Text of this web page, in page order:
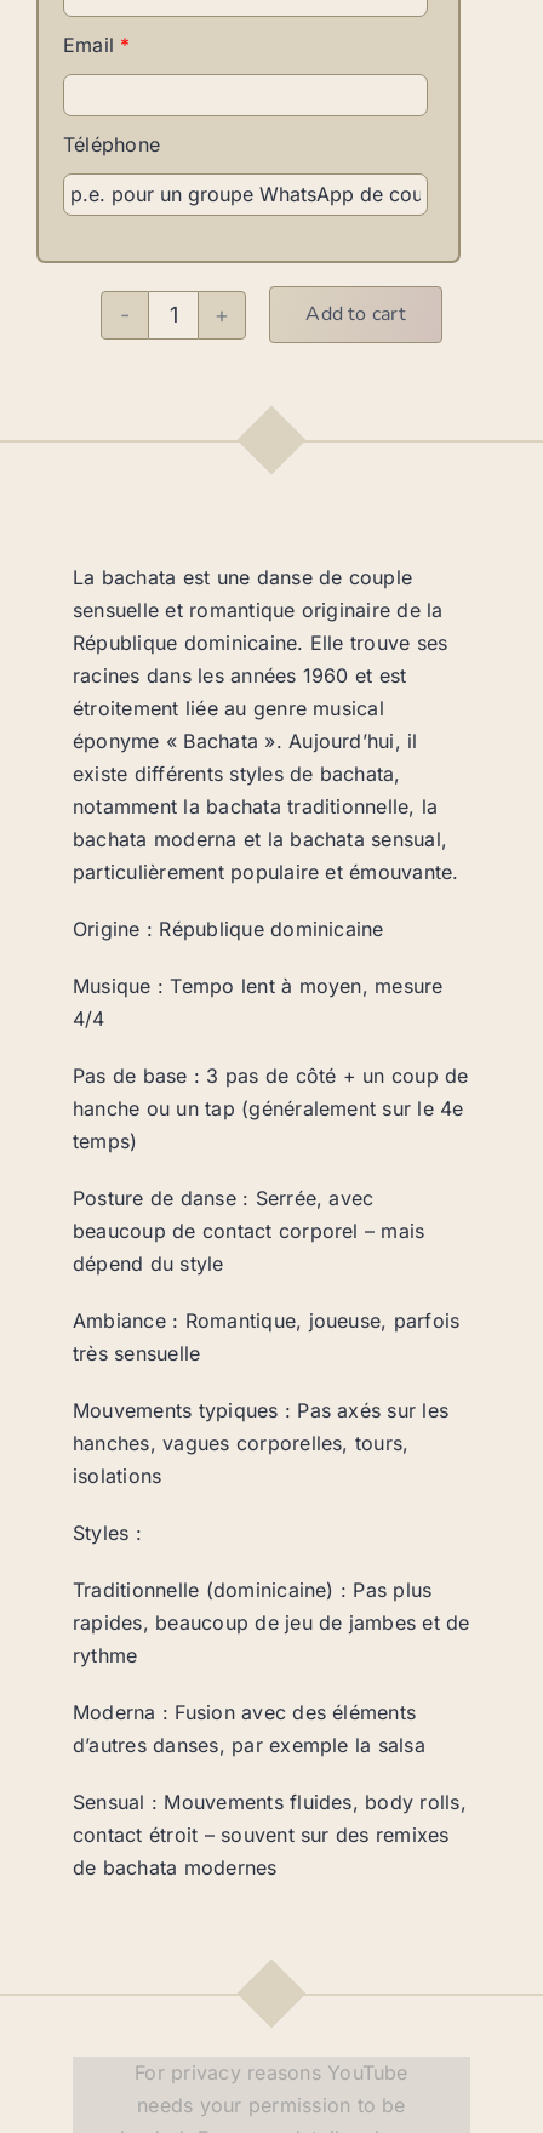
Email *
Téléphone
Bachata
Add to cart
La bachata est une danse de couple
sensuelle et romantique originaire de la
République dominicaine. Elle trouve ses
racines dans les années 1960 et est
étroitement liée au genre musical
éponyme « Bachata ». Aujourd’hui, il
existe différents styles de bachata,
notamment la bachata traditionnelle, la
bachata moderna et la bachata sensual,
particulièrement populaire et émouvante.
Origine : République dominicaine
Musique : Tempo lent à moyen, mesure
4/4
Pas de base : 3 pas de côté + un coup de
hanche ou un tap (généralement sur le 4e
temps)
Posture de danse : Serrée, avec
beaucoup de contact corporel – mais
dépend du style
Ambiance : Romantique, joueuse, parfois
très sensuelle
Mouvements typiques : Pas axés sur les
hanches, vagues corporelles, tours,
isolations
Styles :
Traditionnelle (dominicaine) : Pas plus
rapides, beaucoup de jeu de jambes et de
rythme
Moderna : Fusion avec des éléments
d’autres danses, par exemple la salsa
Sensual : Mouvements fluides, body rolls,
contact étroit – souvent sur des remixes
de bachata modernes
For privacy reasons YouTube
needs your permission to be